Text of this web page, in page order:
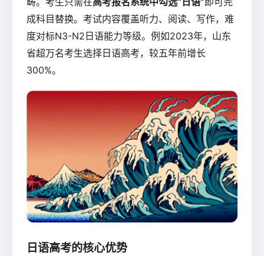
成科目替换。考试内容覆盖听力、阅读、写作，难
度对标N3-N2日语能力等级。例如2023年，山东
省超万名考生选择日语高考，较五年前增长
300%。
日语高考的核心优势